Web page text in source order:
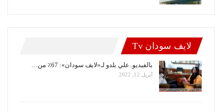
لايف سودان Tv
بالفيديو..علي بلدو لـ«لايف سودان»: 67٪ من…
أبريل 12, 2022